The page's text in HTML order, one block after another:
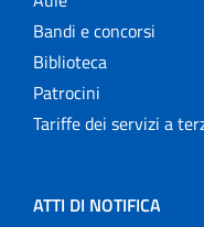
Bandi e concorsi
Biblioteca
Patrocini
Tariffe dei servizi a
ATTI DI NOTIFICA